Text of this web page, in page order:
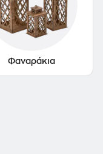
Φαναράκια